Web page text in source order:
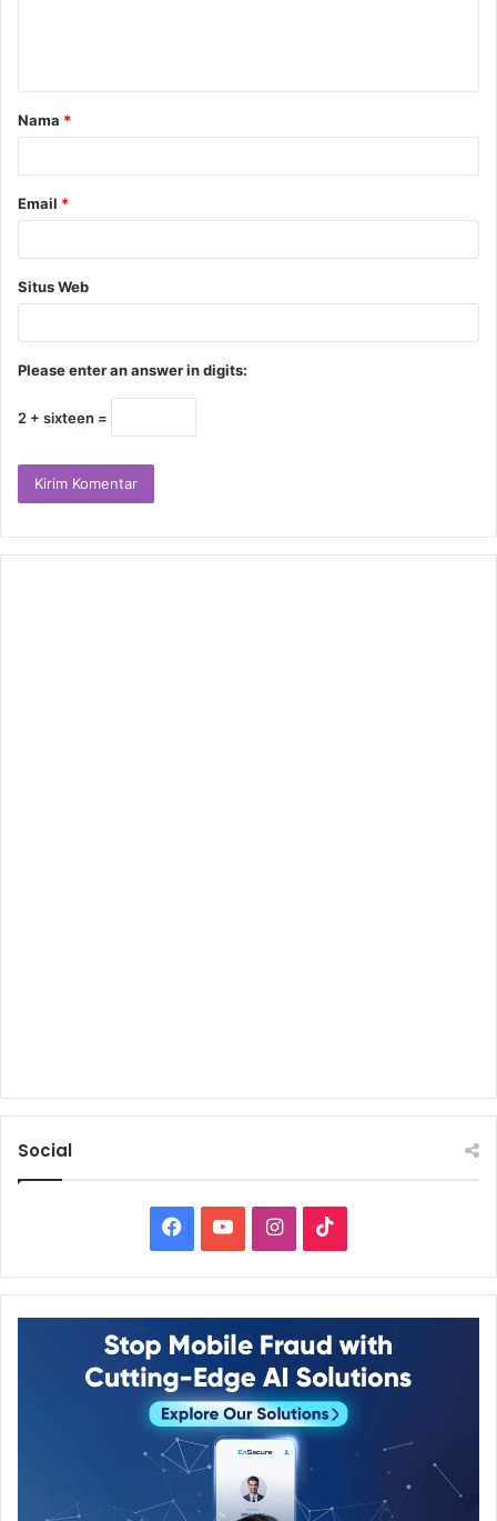
Nama *
Email *
Situs Web
Please enter an answer in digits:
2 + sixteen =
Social
Facebook
YouTubeInstagram